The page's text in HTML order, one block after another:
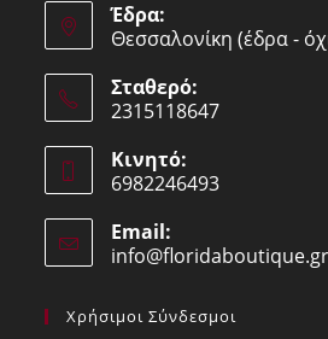
Έδρα:
Θεσσαλονίκη (έδρα -
Σταθερό:
2315118647
in
your
application
Κινητό:
6982246493
in
your
Email:
info@floridaboutique.gr
Χρήσιμοι Σύνδεσμοι